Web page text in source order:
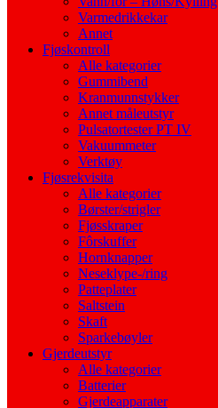
Varmedrikkekar
Annet
Fjøskontroll
Alle kategorier
Gummibend
Kranmunnstykker
Annet måleutstyr
Pulsatortester PT IV
Vakuummeter
Verktøy
Fjøsrekvisita
Alle kategorier
Børster/strigler
Fjøsskraper
Fôrskuffer
Hornknapper
Neseklype-/ring
Patteplater
Saltstein
Skaft
Sparkebøyler
Gjerdeutstyr
Alle kategorier
Batterier
Gjerdeapparater